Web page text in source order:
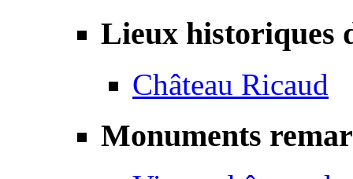
Lieux historiques
Château Ricaud
Monuments